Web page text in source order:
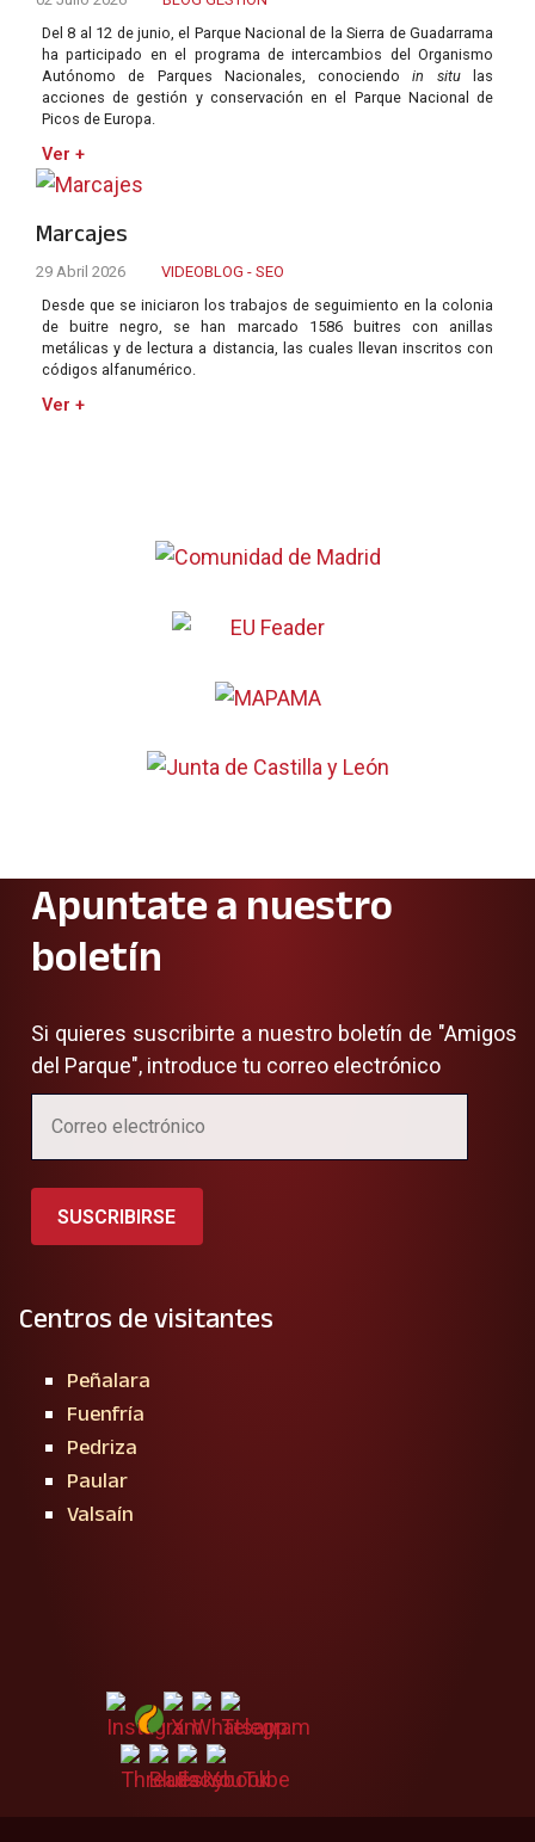
Del 8 al 12 de junio, el Parque Nacional de la Sierra de Guadarrama
ha participado en el programa de intercambios del Organismo
Autónomo de Parques Nacionales, conociendoin situlas
acciones de gestión y conservación en el Parque Nacional de
Picos de Europa.
Ver +
Marcajes
29 Abril 2026
VIDEOBLOG - SEO
Desde que se iniciaron los trabajos de seguimiento en la colonia
de buitre negro, se han marcado 1586 buitres con anillas
metálicas y de lectura a distancia, las cuales llevan inscritos con
códigos alfanumérico.
Ver +
Apuntate a nuestro
boletín
Si quieres suscribirte a nuestro boletín de "Amigos
del Parque", introduce tu correo electrónico
SUSCRIBIRSE
Centros de visitantes
Peñalara
Fuenfría
Pedriza
Paular
Valsaín